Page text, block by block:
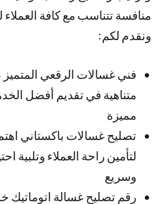
منافسة تتناسب مع كافة العملاء
ونقدم لكم:
فني غسالات الرقعي
متناهية في تقديم أفضل
مميزة
تصليح غسالات باكستاني
لتأمين راحة العملاء وتلبية
وسريع
رقم تصليح غسالة اتوماتيك